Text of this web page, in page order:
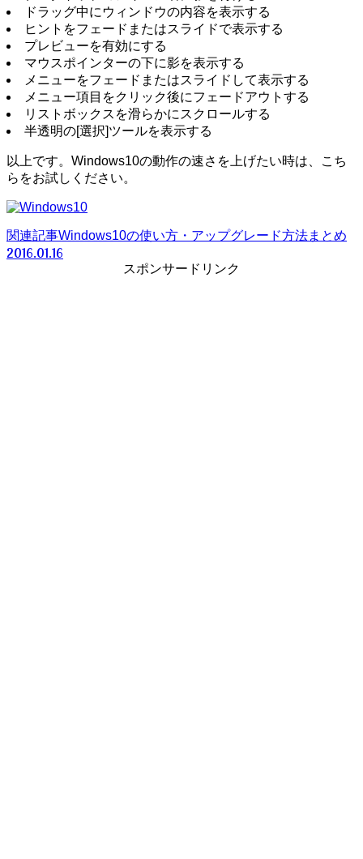
ドラッグ中にウィンドウの内容を表示する
ヒントをフェードまたはスライドで表示する
プレビューを有効にする
マウスポインターの下に影を表示する
メニューをフェードまたはスライドして表示する
メニュー項目をクリック後にフェードアウトする
リストボックスを滑らかにスクロールする
半透明の[選択]ツールを表示する
以上です。Windows10の動作の速さを上げたい時は、こち
らをお試しください。
関連記事Windows10の使い方・アップグレード方法まとめ
2016.01.16
スポンサードリンク